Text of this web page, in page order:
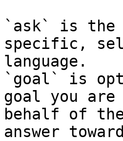
`ask` is the
specific,
language.
`goal` is
goal you
behalf of
answer